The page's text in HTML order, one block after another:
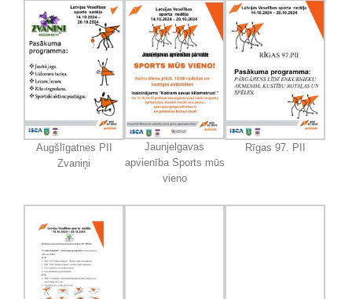
Augšlīgatnes PII
Zvaniņi
Jaunjelgavas
apvienība Sports mūs
vieno
Rīgas 97. PII